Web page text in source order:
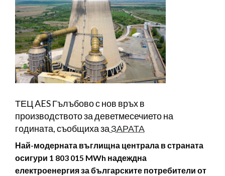
ТЕЦ AES Гълъбово с нов връх в
производството за деветмесечието на
годината, съобщиха заЗАРАТА
Най-модерната въглищна централа в страната
осигури 1 803 015 MWh надеждна
електроенергия за българските потребители от